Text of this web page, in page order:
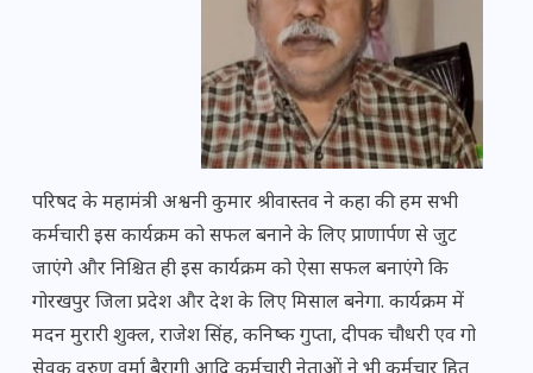
परिषद के महामंत्री अश्वनी कुमार श्रीवास्तव ने कहा की हम सभी
कर्मचारी इस कार्यक्रम को सफल बनाने के लिए प्राणार्पण से जुट
जाएंगे और निश्चित ही इस कार्यक्रम को ऐसा सफल बनाएंगे कि
गोरखपुर जिला प्रदेश और देश के लिए मिसाल बनेगा. कार्यक्रम में
मदन मुरारी शुक्ल, राजेश सिंह, कनिष्क गुप्ता, दीपक चौधरी एव गो